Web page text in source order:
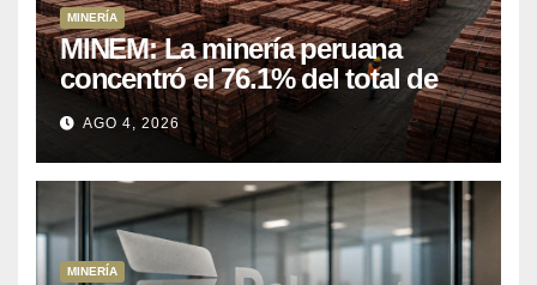
MINERÍA
MINEM: La minería peruana
concentró el 76.1% del total de
las exportaciones nacionales
entre enero y abril de 2026
AGO 4, 2026
MINERÍA